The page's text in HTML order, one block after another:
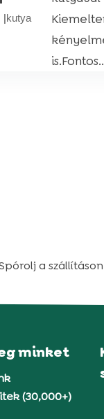
|kutya
a szállításon
minket
(30,000+)